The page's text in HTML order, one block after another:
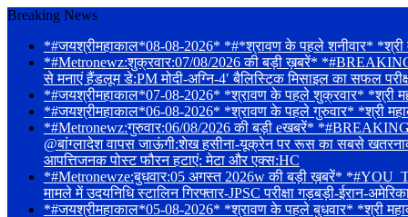
Breaking News
*#जयश्रीमहाकाल*08-08-2026* *#*श्रावण के पहले शनीवार* *श्री
*#Metronewz:शुक्रवार:07/08/2026 की बड़ी ख़बरें*
से मनाएं हैंडलूम डे:PM मोदी-अग्नि-4′ बैलिस्टिक मिसाइल का सफल
*#जयश्रीमहाकाल*07-08-2026* *श्रावण के पहले शुक्रवार* *श्री
*#जयश्रीमहाकाल*06-08-2026* *श्रावण के पहले गुरुवार* *श्री
*#Metronewz:गुरुवार:06/08/2026 की बड़ी eखबरें*
@बांग्लादेश वापस जाऊंगी:शेख हसीना-यूक्रेन पर रूस का सबसे
आपत्तिजनक पोस्ट फौरन हटाएं: मेटा और एक्स:HC
*#Metronewze:बुधवार:05 अगस्त 2026w की बड़ी ख़बरें*
मामले में उदयनिधि स्टालिन गिरफ्तार-JPSC परीक्षा गड़बड़ी-ईरान-
*#जयश्रीमहाकाल*05-08-2026* *श्रावण के पहले बुधवार* *श्री